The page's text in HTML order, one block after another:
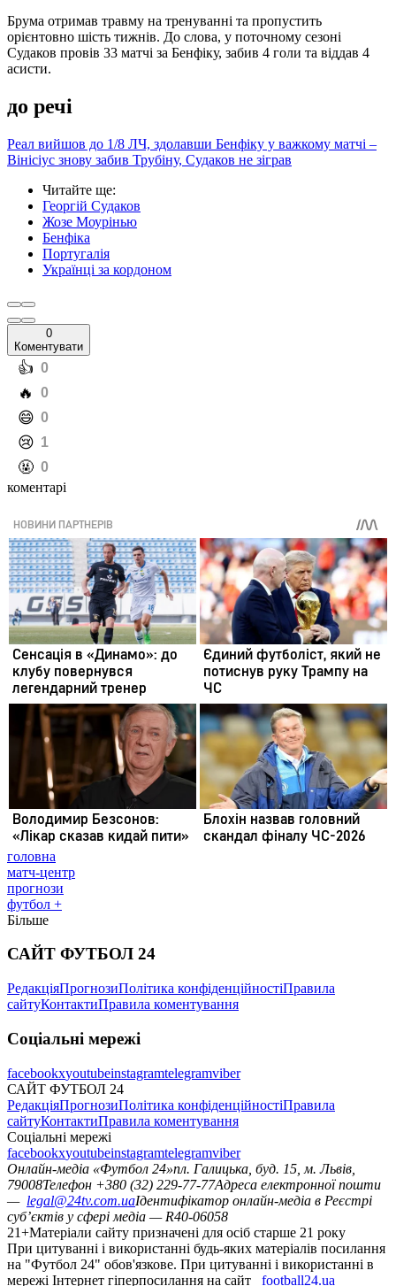
Брума отримав травму на тренуванні та пропустить
орієнтовно шість тижнів. До слова, у поточному сезоні
Судаков провів 33 матчі за Бенфіку, забив 4 голи та віддав 4
асисти.
до речі
Реал вийшов до 1/8 ЛЧ, здолавши Бенфіку у важкому матчі –
Вінісіус знову забив Трубіну, Судаков не зіграв
Читайте ще:
Георгій Судаков
Жозе Моурінью
Бенфіка
Португалія
Українці за кордоном
0
Коментувати
️👍 0
️🔥 0
️😄 0
️😢 1
️🤬 0
коментарі
головна
матч-центр
прогнози
футбол +
Більше
САЙТ ФУТБОЛ 24
РедакціяПрогнозиПолітика конфіденційностіПравила
сайтуКонтактиПравила коментування
Соціальні мережі
facebookxyoutubeinstagramtelegramviber
САЙТ ФУТБОЛ 24
РедакціяПрогнозиПолітика конфіденційностіПравила
сайтуКонтактиПравила коментування
Соціальні мережі
facebookxyoutubeinstagramtelegramviber
Онлайн-медіа «Футбол 24»пл. Галицька, буд. 15, м. Львів,
79008Телефон +380 (32) 229-77-77Адреса електронної пошти
— legal@24tv.com.uaІдентифікатор онлайн-медіа в Реєстрі
суб’єктів у сфері медіа — R40-06058
21+Матеріали сайту призначені для осіб старше 21 року
При цитуванні і використанні будь-яких матеріалів посилання
на "Футбол 24" обов'язкове. При цитуванні і використанні в
мережі Інтернет гіперпосилання на сайт
football24.ua